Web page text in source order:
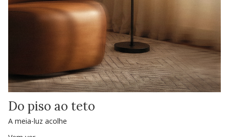
Do piso ao teto
A meia-luz acolhe